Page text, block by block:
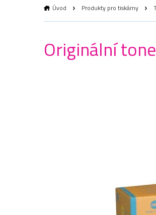
Úvod Produkty pro tiskárny
Originální